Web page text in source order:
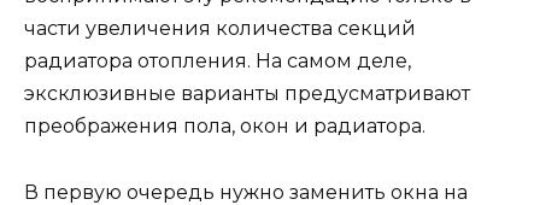
части увеличения количества секций
радиатора отопления. На самом деле,
эксклюзивные варианты предусматривают
преображения пола, окон и радиатора.
В первую очередь нужно заменить окна на